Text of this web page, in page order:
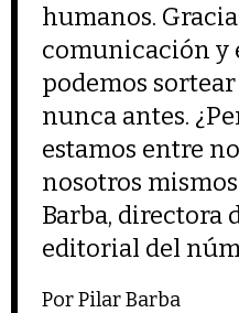
humanos.
comunicación y
podemos
nunca antes.
estamos entre
nosotros
Barba, directora
editorial del
Por Pilar Barba